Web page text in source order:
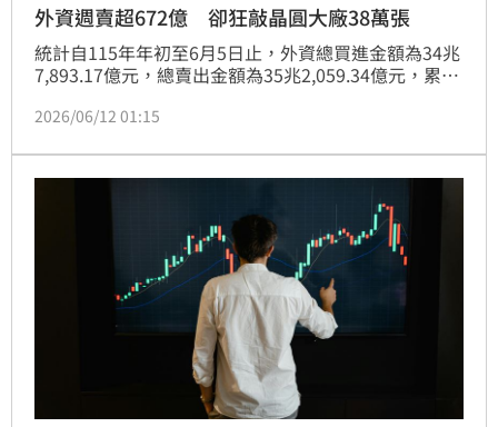
外資週賣超672億 卻狂敲晶圓大廠38萬張
統計自115年年初至6月5日止，外資總買進金額為34兆
7,893.17億元，總賣出金額為35兆2,059.34億元，累計
2,545.21億元新臺幣，占全體上市股票市值的
263.89億元。根據臺灣證券交易所統計，上週
（115/6/1~115/6/5）外資在集中市場總買進金額為
26,875.02億元，總賣出金額為27,547.61億元，賣超為
2026/06/12 01:15